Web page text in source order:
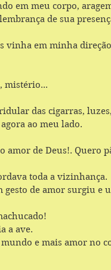
em meu corpo,
de sua
vinha em minha
mistério...
das cigarras,
ao meu lado.
amor de Deus!. Quero
toda a vizinhança.
gesto de amor surgiu e
a ave.
e mais amor no